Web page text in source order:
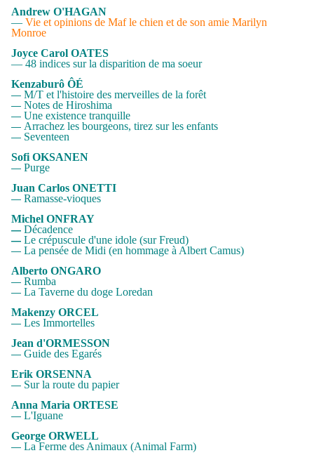
Andrew O'HAGAN
— Vie et opinions de Maf le chien et de son amie Marilyn
Monroe
Joyce Carol OATES
— 48 indices sur la disparition de ma soeur
Kenzaburô ÔÉ
— M/T et l'histoire des merveilles de la forêt
— Notes de Hiroshima
— Une existence tranquille
— Arrachez les bourgeons, tirez sur les enfants
— Seventeen
Sofi OKSANEN
— Purge
Juan Carlos ONETTI
— Ramasse-vioques
Michel ONFRAY
— Décadence
— Le crépuscule d'une idole (sur Freud)
— La pensée de Midi (en hommage à Albert Camus)
Alberto ONGARO
— Rumba
— La Taverne du doge Loredan
Makenzy ORCEL
— Les Immortelles
Jean d'ORMESSON
— Guide des Egarés
Erik ORSENNA
— Sur la route du papier
Anna Maria ORTESE
— L'Iguane
George ORWELL
— La Ferme des Animaux (Animal Farm)